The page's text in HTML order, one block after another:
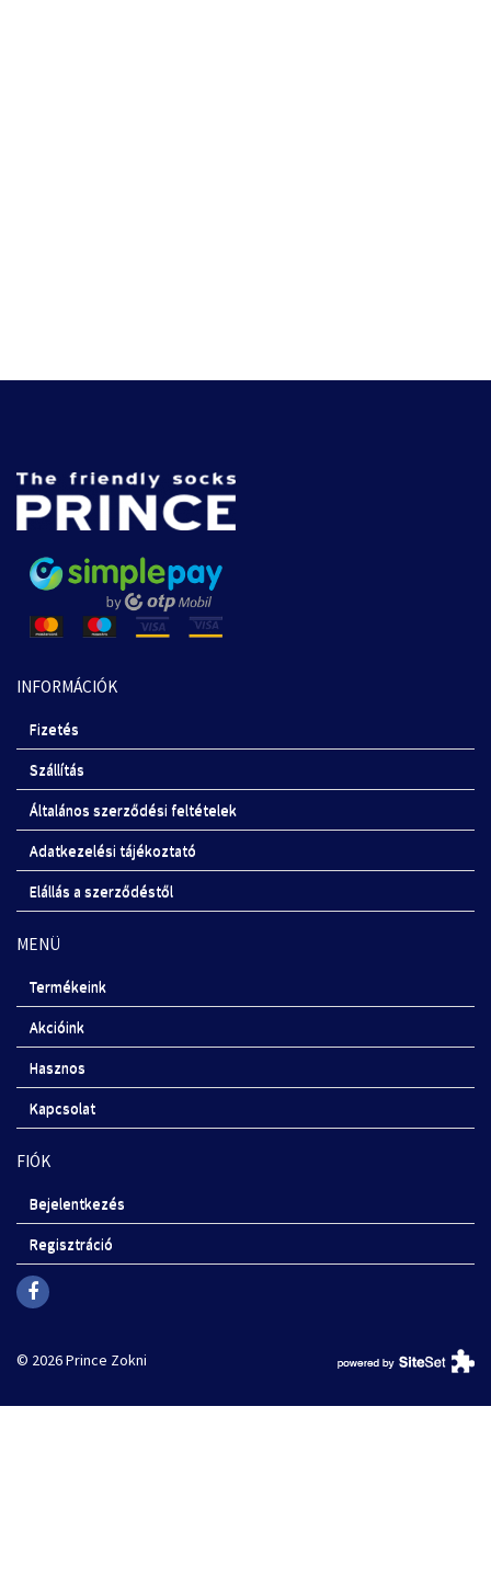
INFORMÁCIÓK
Fizetés
Szállítás
Általános szerződési feltételek
Adatkezelési tájékoztató
Elállás a szerződéstől
MENÜ
Termékeink
Akcióink
Hasznos
Kapcsolat
FIÓK
Bejelentkezés
Regisztráció
© 2026 Prince Zokni